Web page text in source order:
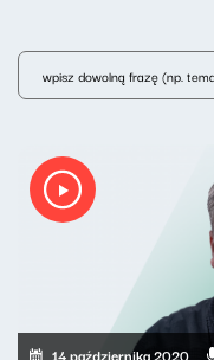
14 października 2020